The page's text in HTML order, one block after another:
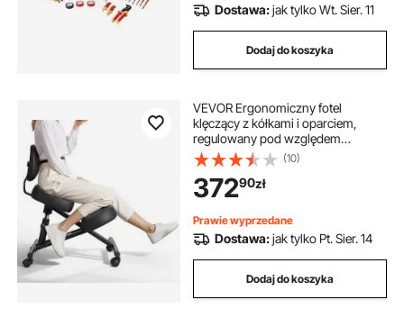
Dostawa:jak tylko Wt. Sier. 11
Dodaj do koszyka
VEVOR Ergonomiczny fotel
klęczący z kółkami i oparciem,
regulowany pod względem
wysokości stołek klęczący w
kształcie litery X z grubymi
poduszkami piankowymi,
zapewniający ulgę szyi i pleców, do
domu, biura i medytacji
(10)
37290zł
Prawie wyprzedane
Dostawa:jak tylko Pt. Sier. 14
Dodaj do koszyka